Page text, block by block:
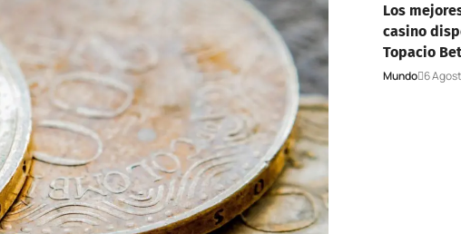
Los
casino
Topacio
Mundo 6